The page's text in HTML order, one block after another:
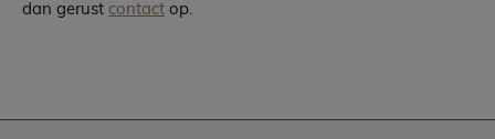
dan gerust contact op.